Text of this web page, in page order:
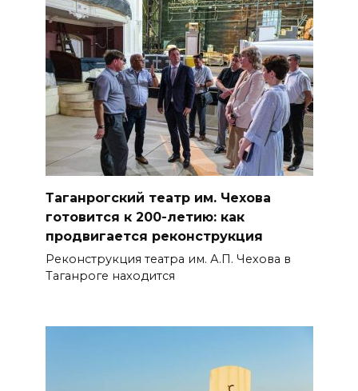
Таганрогский театр им. Чехова
готовится к 200-летию: как
продвигается реконструкция
Реконструкция театра им. А.П. Чехова в
Таганроге находится